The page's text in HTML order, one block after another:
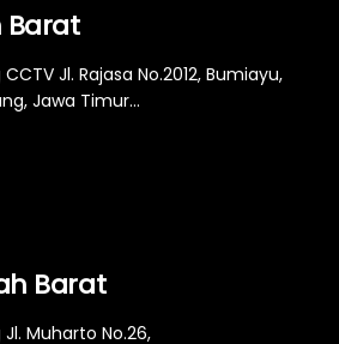
Barat
Jl. Rajasa No.2012, Bumiayu,
Jawa Timur...
Barat
Muharto No.26,